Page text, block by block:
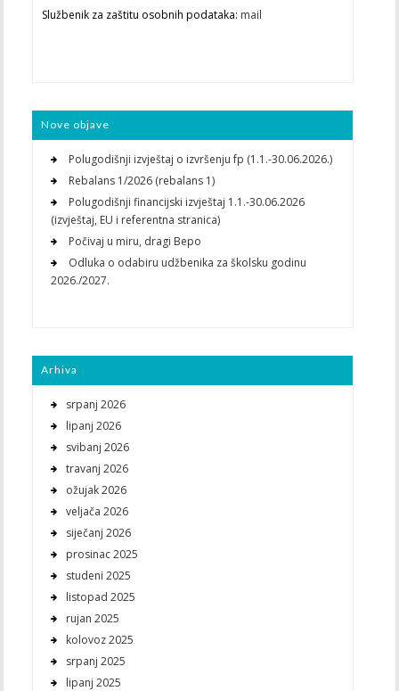
Službenik za zaštitu osobnih podataka: mail
Nove objave
Polugodišnji izvještaj o izvršenju fp (1.1.-30.06.2026.)
Rebalans 1/2026 (rebalans 1)
Polugodišnji financijski izvještaj 1.1.-30.06.2026
(izvještaj, EU i referentna stranica)
Počivaj u miru, dragi Bepo
Odluka o odabiru udžbenika za školsku godinu
2026./2027.
Arhiva
srpanj 2026
lipanj 2026
svibanj 2026
travanj 2026
ožujak 2026
veljača 2026
siječanj 2026
prosinac 2025
studeni 2025
listopad 2025
rujan 2025
kolovoz 2025
srpanj 2025
lipanj 2025